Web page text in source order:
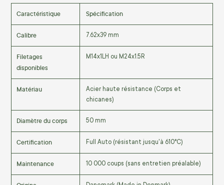
Caractéristique Spécification
Calibre 7.62x39 mm
Filetages
disponibles
M14x1LH ou M24x1.5R
Matériau
Acier haute résistance (Corps et
chicanes)
Diamètre du corps 50 mm
Certification Full Auto (résistant jusqu'à 610°C)
Maintenance 10 000 coups (sans entretien préalable)